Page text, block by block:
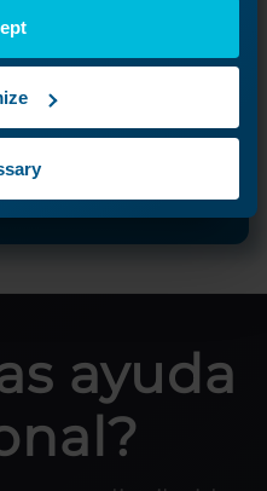
del teclado de su
lección
ayuda